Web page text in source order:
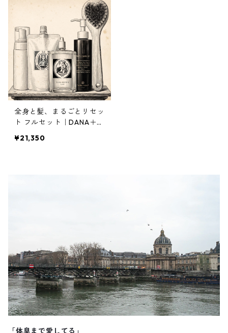
全身と髪、まるごとリセッ
ト フルセット｜DANA＋M
e＋ボディブラシ禊＋空ポ
¥21,350